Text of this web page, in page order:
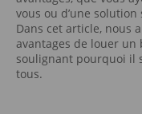
vous ou d’une
Dans cet article, nous
avantages de louer un
soulignant pourquoi il
tous.